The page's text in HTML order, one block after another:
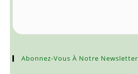
Abonnez-Vous À Notre Newsletter